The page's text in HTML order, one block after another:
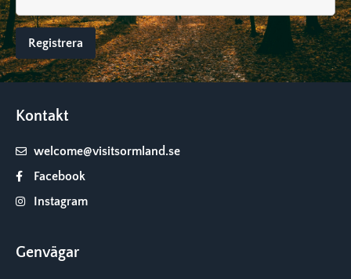
Kontakt
welcome@visitsormland.se
Facebook
Instagram
Genvägar